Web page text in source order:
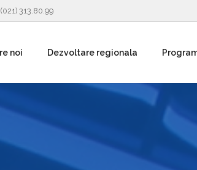
313.80.99
noi Dezvoltare regionala